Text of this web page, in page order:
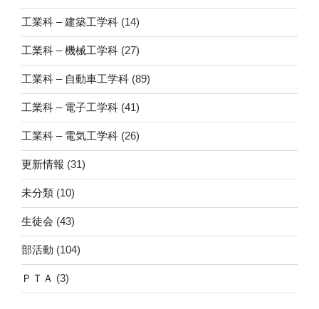
工業科 – 建築工学科 (14)
工業科 – 機械工学科 (27)
工業科 – 自動車工学科 (89)
工業科 – 電子工学科 (41)
工業科 – 電気工学科 (26)
更新情報 (31)
未分類 (10)
生徒会 (43)
部活動 (104)
ＰＴＡ (3)